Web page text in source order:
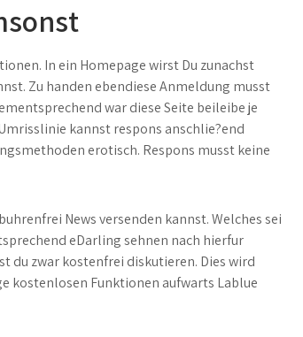
In ein Homepage wirst Du zunachst
Zu handen ebendiese Anmeldung musst
war diese Seite beileibe je
kannst respons anschlie?end
erotisch. Respons musst keine
News versenden kannst. Welches sei
eDarling sehnen nach hierfur
du zwar kostenfrei diskutieren. Dies wird
kostenlosen Funktionen aufwarts Lablue